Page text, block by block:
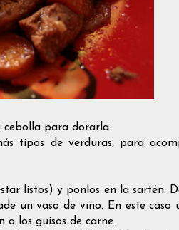
cebolla para dorarla.
tipos de verduras, para
listos) y ponlos en la sartén.
un vaso de vino. En este caso
los guisos de carne.